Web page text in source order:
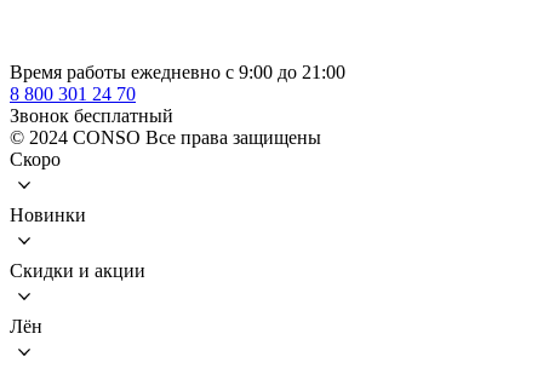
Время работы ежедневно с 9:00 до 21:00
8 800 301 24 70
Звонок бесплатный
© 2024 CONSO Все права защищены
Скоро
Новинки
Скидки и акции
Лён